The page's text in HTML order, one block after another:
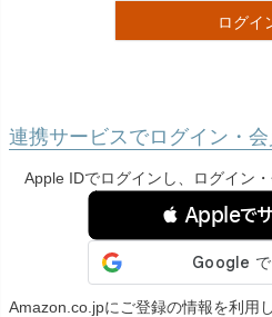
ログイ
連携サービスでログイン・
Apple IDでログインし、ログイン
 Appleでサ
Amazon.co.jpにご登録の情報を利用